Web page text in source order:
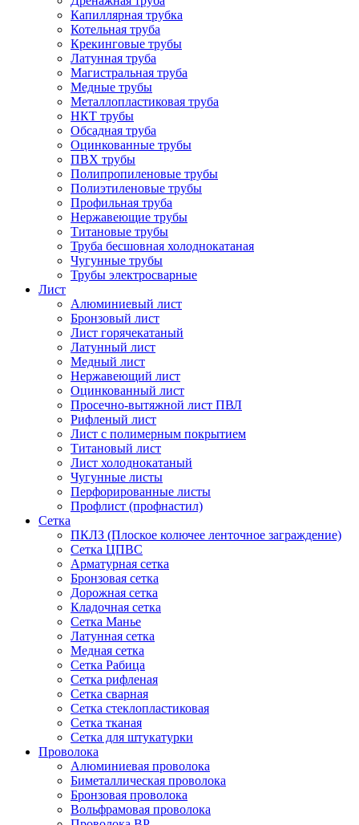
Капиллярная трубка
Котельная труба
Крекинговые трубы
Латунная труба
Магистральная труба
Медные трубы
Металлопластиковая труба
НКТ трубы
Обсадная труба
Оцинкованные трубы
ПВХ трубы
Полипропиленовые трубы
Полиэтиленовые трубы
Профильная труба
Нержавеющие трубы
Титановые трубы
Труба бесшовная холоднокатаная
Чугунные трубы
Трубы электросварные
Лист
Алюминиевый лист
Бронзовый лист
Лист горячекатаный
Латунный лист
Медный лист
Нержавеющий лист
Оцинкованный лист
Просечно-вытяжной лист ПВЛ
Рифленый лист
Лист с полимерным покрытием
Титановый лист
Лист холоднокатаный
Чугунные листы
Перфорированные листы
Профлист (профнастил)
Сетка
ПКЛЗ (Плоское колючее ленточное заграждение)
Сетка ЦПВС
Арматурная сетка
Бронзовая сетка
Дорожная сетка
Кладочная сетка
Сетка Манье
Латунная сетка
Медная сетка
Сетка Рабица
Сетка рифленая
Сетка сварная
Сетка стеклопластиковая
Сетка тканая
Сетка для штукатурки
Проволока
Алюминиевая проволока
Биметаллическая проволока
Бронзовая проволока
Вольфрамовая проволока